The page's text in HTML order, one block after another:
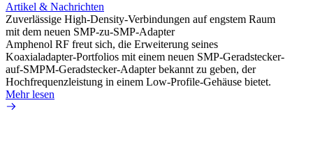
Artikel & Nachrichten
Zuverlässige High-Density-Verbindungen auf engstem Raum
mit dem neuen SMP-zu-SMP-Adapter
Amphenol RF freut sich, die Erweiterung seines
Koaxialadapter-Portfolios mit einem neuen SMP-Geradstecker-
auf-SMPM-Geradstecker-Adapter bekannt zu geben, der
Hochfrequenzleistung in einem Low-Profile-Gehäuse bietet.
Mehr lesen